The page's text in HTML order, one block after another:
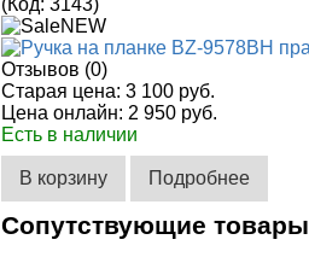
(Код:3143)
Отзывов (0)
Старая цена:3 100 руб.
Цена онлайн: 2 950 руб.
Есть в наличии
В корзину Подробнее
Сопутствующие товары